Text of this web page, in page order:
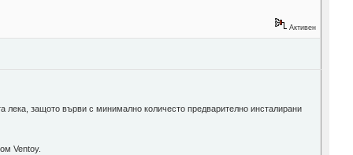
Активен
защото върви с минимално количесто предварително инсталирани
Ventoy.